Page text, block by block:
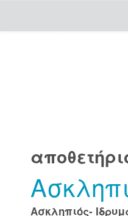
Ασκληπιός-